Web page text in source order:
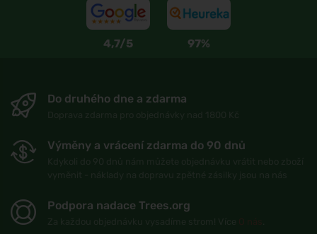
4,7/5 97%
Do druhého dne a zdarma
Výměny a vrácení zdarma do 90 dnů
Podpora nadace Trees.org